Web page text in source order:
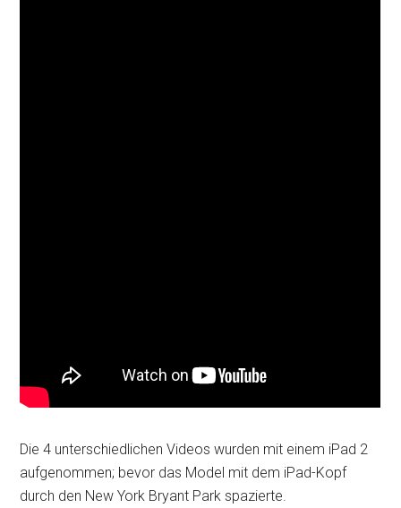
Die 4 unterschiedlichen Videos wurden mit einem iPad 2
aufgenommen; bevor das Model mit dem iPad-Kopf
durch den New York Bryant Park spazierte.